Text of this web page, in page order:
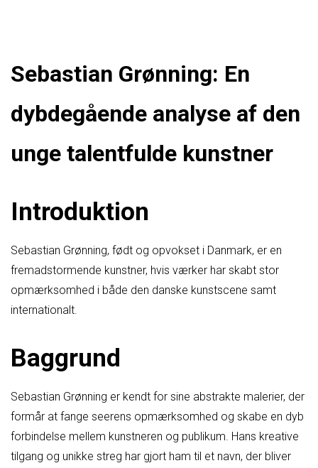
Sebastian Grønning: En
dybdegående analyse af den
unge talentfulde kunstner
Introduktion
Sebastian Grønning, født og opvokset i Danmark, er en
fremadstormende kunstner, hvis værker har skabt stor
opmærksomhed i både den danske kunstscene samt
internationalt.
Baggrund
Sebastian Grønning er kendt for sine abstrakte malerier, der
formår at fange seerens opmærksomhed og skabe en dyb
forbindelse mellem kunstneren og publikum. Hans kreative
tilgang og unikke streg har gjort ham til et navn, der bliver